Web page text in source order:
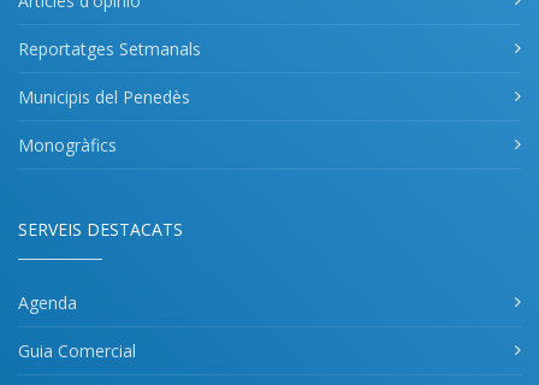
Reportatges Setmanals
Municipis del Penedès
Monogràfics
SERVEIS DESTACATS
Agenda
Guia Comercial